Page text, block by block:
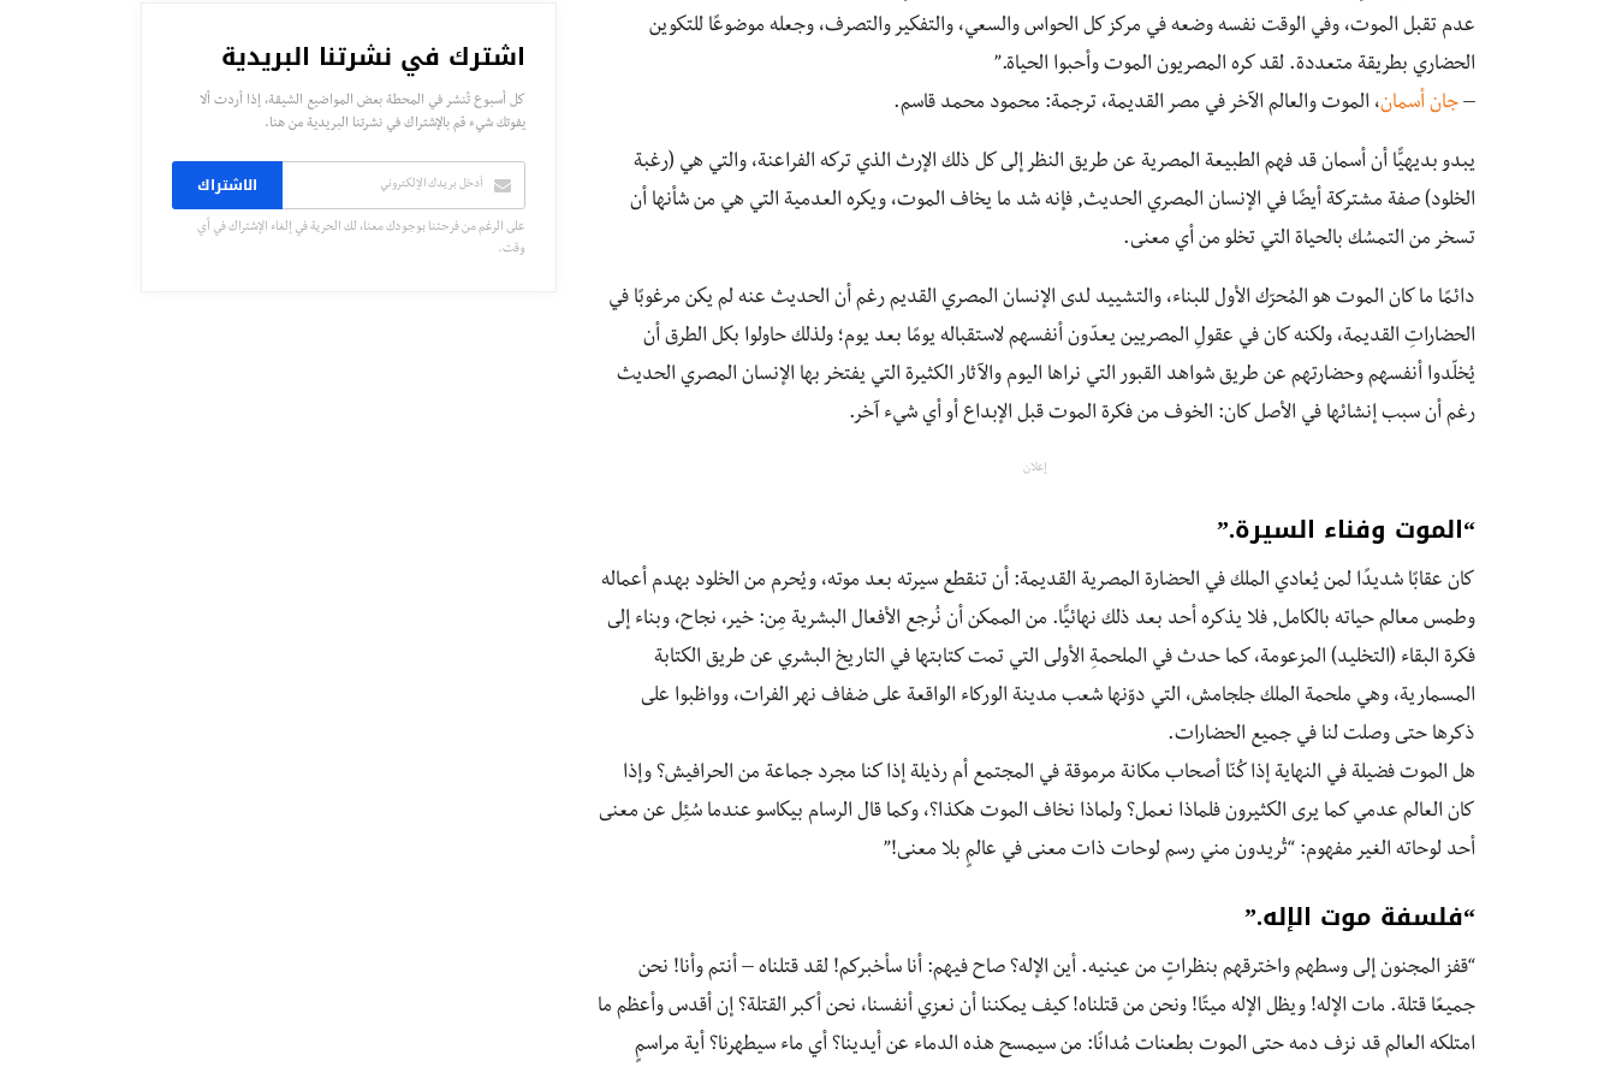
عدم تقبل الموت، وفي الوقت نفسه وضعه في مركز كل الحواس والسعي، والتفكير والتصرف، وجعله موضوعًا للتكوين
الحضاري بطريقة متعددة. لقد كره المصريون الموت وأحبوا الحياة.”
– جان أسمان، الموت والعالم الآخر في مصر القديمة، ترجمة: محمود محمد قاسم.
يبدو بديهيًّا أن أسمان قد فهم الطبيعة المصرية عن طريق النظر إلى كل ذلك الإرث الذي تركه الفراعنة، والتي هي (رغبة
الخلود) صفة مشتركة أيضًا في الإنسان المصري الحديث, فإنه شد ما يخاف الموت، ويكره العدمية التي هي من شأنها أن
تسخر من التمسُك بالحياة التي تخلو من أي معنى.
دائمًا ما كان الموت هو المُحرّك الأول للبناء، والتشييد لدى الإنسان المصري القديم رغم أن الحديث عنه لم يكن مرغوبًا في
الحضاراتِ القديمة، ولكنه كان في عقولِ المصريين يعدّون أنفسهم لاستقباله يومًا بعد يوم؛ ولذلك حاولوا بكل الطرق أن
يُخلّدوا أنفسهم وحضارتهم عن طريق شواهد القبور التي نراها اليوم والآثار الكثيرة التي يفتخر بها الإنسان المصري الحديث
رغم أن سبب إنشائها في الأصل كان: الخوف من فكرة الموت قبل الإبداع أو أي شيء آخر.
إعلان
“الموت وفناء السيرة.”
كان عقابًا شديدًا لمن يُعادي الملك في الحضارة المصرية القديمة: أن تنقطع سيرته بعد موته، ويُحرم من الخلود بهدم أعماله
وطمس معالم حياته بالكامل, فلا يذكره أحد بعد ذلك نهائيًّا. من الممكن أن نُرجع الأفعال البشرية مِن: خير، نجاح، وبناء إلى
فكرة البقاء (التخليد) المزعومة، كما حدث في الملحمةِ الأولى التي تمت كتابتها في التاريخ البشري عن طريق الكتابة
المسمارية، وهي ملحمة الملك جلجامش، التي دوّنها شعب مدينة الوركاء الواقعة على ضفاف نهر الفرات، وواظبوا على
ذكرها حتى وصلت لنا في جميع الحضارات.
هل الموت فضيلة في النهاية إذا كُنّا أصحاب مكانة مرموقة في المجتمع أم رذيلة إذا كنا مجرد جماعة من الحرافيش؟ وإذا
كان العالم عدمي كما يرى الكثيرون فلماذا نعمل؟ ولماذا نخاف الموت هكذا؟، وكما قال الرسام بيكاسو عندما سُئِل عن معنى
أحد لوحاته الغير مفهوم: “تُريدون مني رسم لوحات ذات معنى في عالمٍ بلا معنى!”
“فلسفة موت الإله.”
“قفز المجنون إلى وسطهم واخترقهم بنظراتٍ من عينيه. أين الإله؟ صاح فيهم: أنا سأخبركم! لقد قتلناه – أنتم وأنا! نحن
جميعًا قتلة. مات الإله! ويظل الإله ميتًا! ونحن من قتلناه! كيف يمكننا أن نعزي أنفسنا، نحن أكبر القتلة؟ إن أقدس وأعظم ما
امتلكه العالم قد نزف دمه حتى الموت بطعنات مُدانًا: من سيمسح هذه الدماء عن أيدينا؟ أي ماء سيطهرنا؟ أية مراسمٍ
اشترك في نشرتنا البريدية
كل أسبوع تُنشر في المحطة بعض المواضيع الشيقة، إذا أردت ألا
يفوتك شيء قم بالإشتراك في نشرتنا البريدية من هنا.
الاشتراك
على الرغم من فرحتنا بوجودك معنا، لك الحرية في إلغاء الإشتراك في أي
وقت.